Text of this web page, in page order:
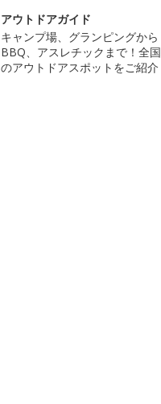
アウトドアガイド
キャンプ場、グランピングから
BBQ、アスレチックまで！全国
のアウトドアスポットをご紹介